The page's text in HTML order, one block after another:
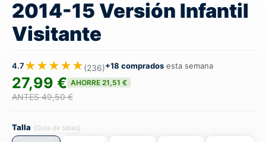
2014-15 Versión Infantil
Visitante
4.7★★★★★(236)+18 comprados esta semana
27,99 € AHORRE 21,51 €
ANTES 49,50 €
Talla (Guía de tallas)